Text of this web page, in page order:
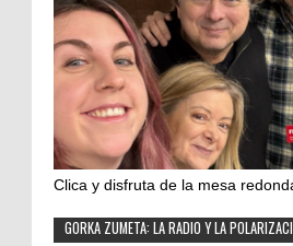
Clica y disfruta de la mesa
GORKA ZUMETA: LA RADIO Y LA